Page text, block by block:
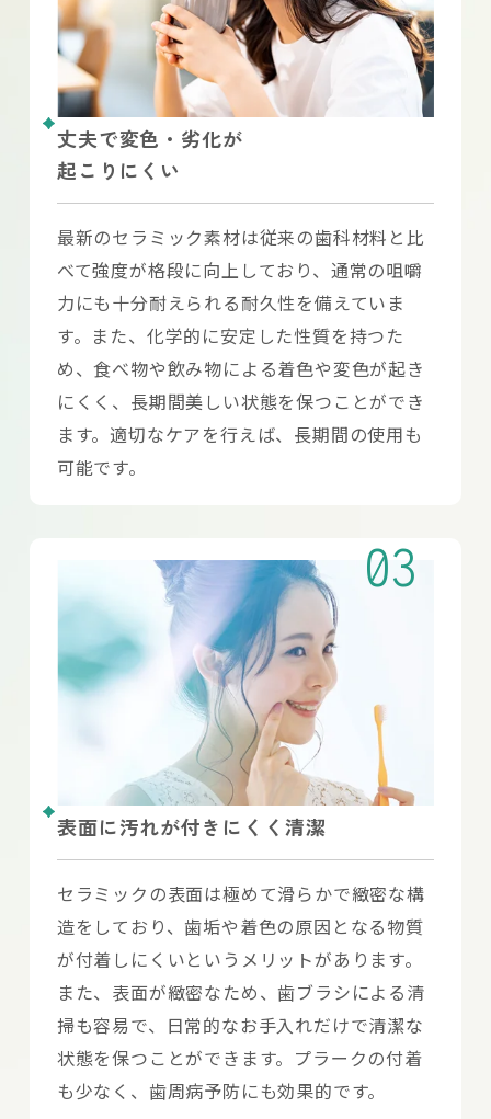
丈夫で変色・劣化が
起こりにくい
最新のセラミック素材は従来の歯科材料と比
べて強度が格段に向上しており、通常の咀嚼
力にも十分耐えられる耐久性を備えていま
す。また、化学的に安定した性質を持つた
め、食べ物や飲み物による着色や変色が起き
にくく、長期間美しい状態を保つことができ
ます。適切なケアを行えば、長期間の使用も
可能です。
03
表面に汚れが付きにくく清潔
セラミックの表面は極めて滑らかで緻密な構
造をしており、歯垢や着色の原因となる物質
が付着しにくいというメリットがあります。
また、表面が緻密なため、歯ブラシによる清
掃も容易で、日常的なお手入れだけで清潔な
状態を保つことができます。プラークの付着
も少なく、歯周病予防にも効果的です。